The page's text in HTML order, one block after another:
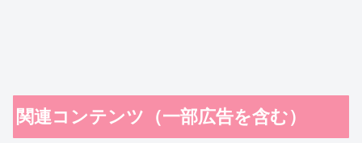
関連コンテンツ（一部広告を含む）